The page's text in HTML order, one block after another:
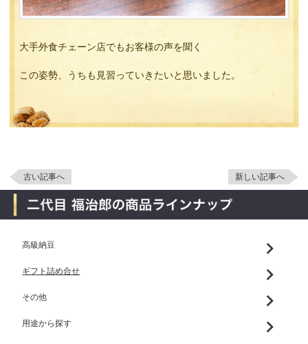
大手外食チェーン店でもお客様の声を聞く
この姿勢、うちも見習っていきたいと思いました。
古い記事へ 新しい記事へ
高級納豆
ギフト詰め合せ
その他
用途から探す